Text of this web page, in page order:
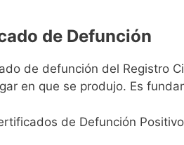
de Defunción
de defunción del Registro
en que se produjo. Es
de Defunción